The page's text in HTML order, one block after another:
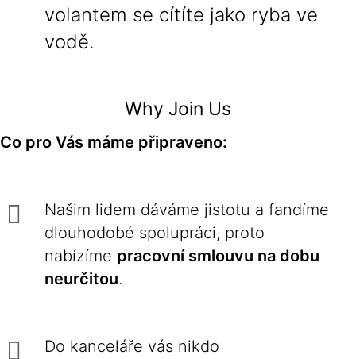
volantem se cítíte jako ryba ve
vodě.
Why Join Us
Co pro Vás máme připraveno:
Našim lidem dáváme jistotu a fandíme
dlouhodobé spolupráci, proto
nabízíme pracovní smlouvu na dobu
neurčitou.
Do kanceláře vás nikdo